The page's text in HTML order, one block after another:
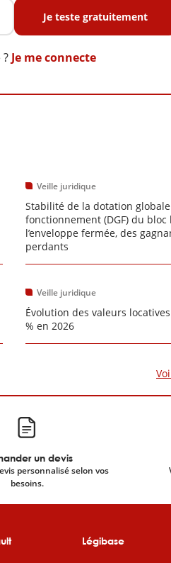
Je teste gratuitement
Je me connecte
Veille juridique
Stabilité de la dotation
fonctionnement (DGF) du bloc
l’enveloppe fermée, des
perdants
Veille juridique
Évolution des valeurs
% en 2026
un devis
personnalisé selon vos
besoins.
Légibase